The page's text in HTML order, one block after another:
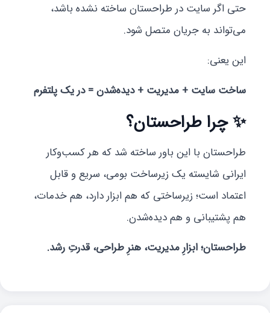
حتی اگر سایت در طراحستان ساخته نشده باشد،
می‌تواند به جریان متصل شود.
این یعنی:
ساخت سایت + مدیریت + دیده‌شدن = در یک پلتفرم
✨چرا طراحستان؟
طراحستان با این باور ساخته شد که هر کسب‌وکار
ایرانی شایسته یک زیرساخت بومی، سریع و قابل
اعتماد است؛ زیرساختی که هم ابزار دارد، هم خدمات،
هم پشتیبانی و هم دیده‌شدن.
طراحستان؛ ابزارِ مدیریت، هنرِ طراحی، قدرتِ رشد.